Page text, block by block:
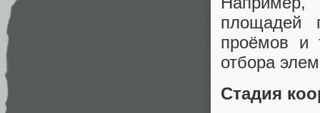
площадей
проёмов и
отбора
Стадия